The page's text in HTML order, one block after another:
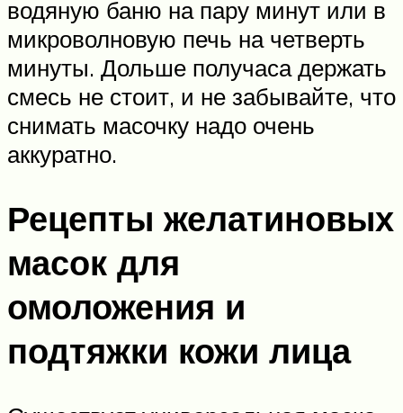
водяную баню на пару минут или в
микроволновую печь на четверть
минуты. Дольше получаса держать
смесь не стоит, и не забывайте, что
снимать масочку надо очень
аккуратно.
Рецепты желатиновых
масок для
омоложения и
подтяжки кожи лица